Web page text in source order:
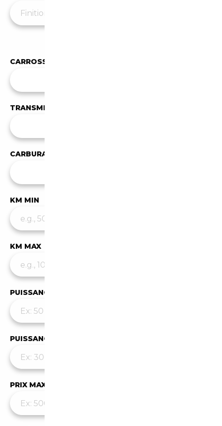
CARROSSERIE
TRANSMISSION
CARBURANT
KM MIN
KM MAX
PUISSANCE MIN
PUISSANCE MAX
PRIX MAX (€)